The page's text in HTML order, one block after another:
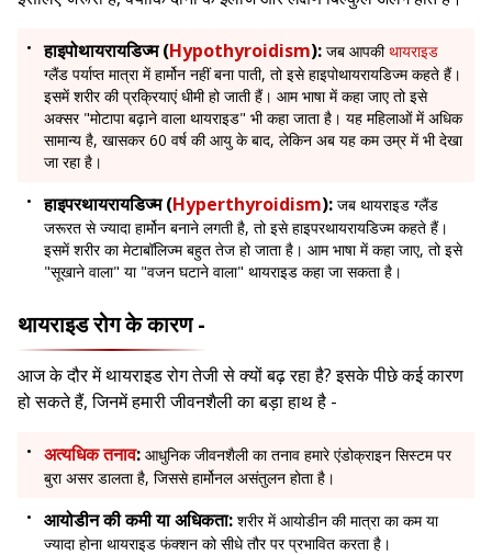
हाइपोथायरायडिज्म (Hypothyroidism): जब आपकीथायराइड
ग्लैंड पर्याप्त मात्रा में हार्मोन नहीं बना पाती, तो इसे हाइपोथायरायडिज्म कहते हैं।
इसमें शरीर की प्रक्रियाएं धीमी हो जाती हैं। आम भाषा में कहा जाए तो इसे
अक्सर "मोटापा बढ़ाने वाला थायराइड" भी कहा जाता है। यह महिलाओं में अधिक
सामान्य है, खासकर 60 वर्ष की आयु के बाद, लेकिन अब यह कम उम्र में भी देखा
जा रहा है।
हाइपरथायरायडिज्म (Hyperthyroidism): जब थायराइड ग्लैंड
जरूरत से ज्यादा हार्मोन बनाने लगती है, तो इसे हाइपरथायरायडिज्म कहते हैं।
इसमें शरीर का मेटाबॉलिज्म बहुत तेज हो जाता है। आम भाषा में कहा जाए, तो इसे
"सूखाने वाला" या "वजन घटाने वाला" थायराइड कहा जा सकता है।
थायराइड रोग के कारण -
आज के दौर में थायराइड रोग तेजी से क्यों बढ़ रहा है? इसके पीछे कई कारण
हो सकते हैं, जिनमें हमारी जीवनशैली का बड़ा हाथ है -
अत्यधिक तनाव: आधुनिक जीवनशैली का तनाव हमारे एंडोक्राइन सिस्टम पर
बुरा असर डालता है, जिससे हार्मोनल असंतुलन होता है।
आयोडीन की कमी या अधिकता: शरीर में आयोडीन की मात्रा का कम या
ज्यादा होना थायराइड फंक्शन को सीधे तौर पर प्रभावित करता है।